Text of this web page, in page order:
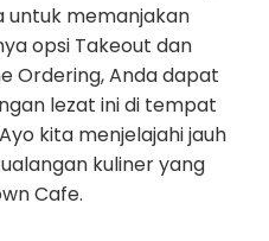
untuk memanjakan
opsi Takeout dan
Ordering, Anda dapat
lezat ini di tempat
kita menjelajahi jauh
kuliner yang
Cafe.